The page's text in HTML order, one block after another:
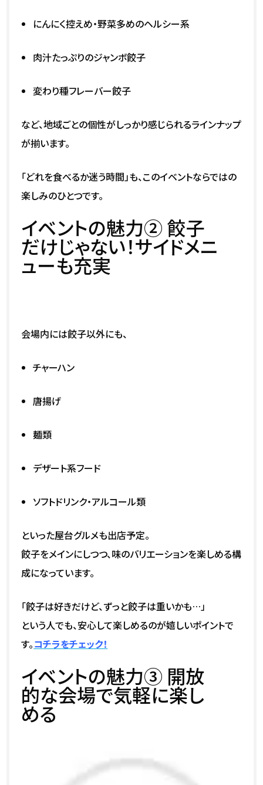
にんにく控えめ・野菜多めのヘルシー系
肉汁たっぷりのジャンボ餃子
変わり種フレーバー餃子
など、地域ごとの個性がしっかり感じられるラインナップ
が揃います。
「どれを食べるか迷う時間」も、このイベントならではの
楽しみのひとつです。
イベントの魅力② 餃子
だけじゃない！サイドメニ
ューも充実
会場内には餃子以外にも、
チャーハン
唐揚げ
麺類
デザート系フード
ソフトドリンク・アルコール類
といった屋台グルメも出店予定。
餃子をメインにしつつ、味のバリエーションを楽しめる構
成になっています。
「餃子は好きだけど、ずっと餃子は重いかも…」
という人でも、安心して楽しめるのが嬉しいポイントで
す。コチラをチェック！
イベントの魅力③ 開放
的な会場で気軽に楽し
める